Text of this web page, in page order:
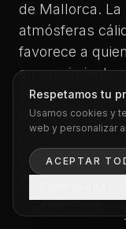
de Mallorca. La
atmósferas
favorece a
en movimiento
cuenten parte
incluyen
control sobre
transeúntes o
cambiantes.
Aspecto
Respetamos tu
Usamos cookies y
web y personalizar
ACEPTAR